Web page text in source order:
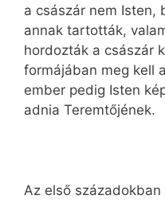
a császár nem Isten,
annak tartották,
hordozták a császár
formájában meg kell
ember pedig Isten
adnia Teremtőjének.
Az első